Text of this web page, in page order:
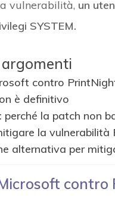
vulnerabilità, un
SYSTEM.
contro
è definitivo
perché la patch non
la vulnerabilità
alternativa per
Attacchi